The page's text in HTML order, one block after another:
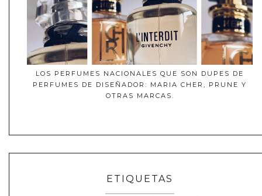
LOS PERFUMES NACIONALES QUE SON DUPES DE
PERFUMES DE DISEÑADOR: MARIA CHER, PRUNE Y
OTRAS MARCAS.
ETIQUETAS